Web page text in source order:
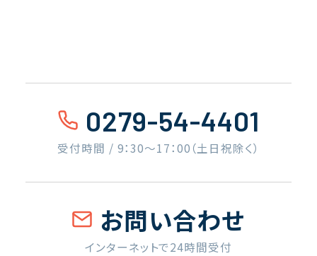
0279-54-4401
受付時間 / 9：30〜17：00（土日祝除く）
お問い合わせ
インターネットで24時間受付